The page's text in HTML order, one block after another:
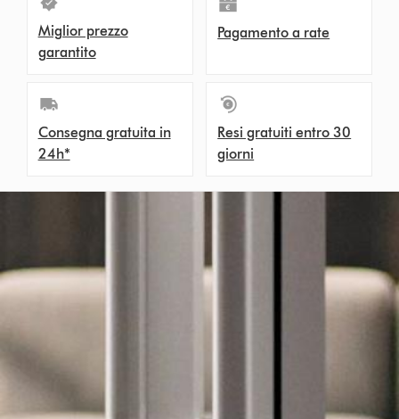
Miglior prezzo
garantito
Pagamento a rate
Consegna gratuita in
24h*
Resi gratuiti entro 30
giorni